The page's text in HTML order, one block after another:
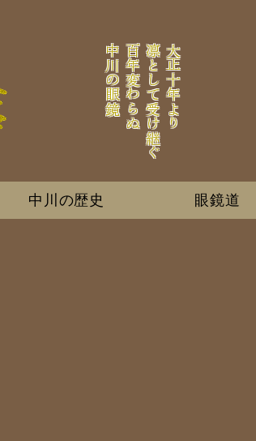
大正十年より
凛として受け継ぐ
百年変わらぬ
中川の眼鏡
中川の歴史 眼鏡道